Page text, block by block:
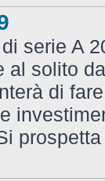
serie A
al solito
di